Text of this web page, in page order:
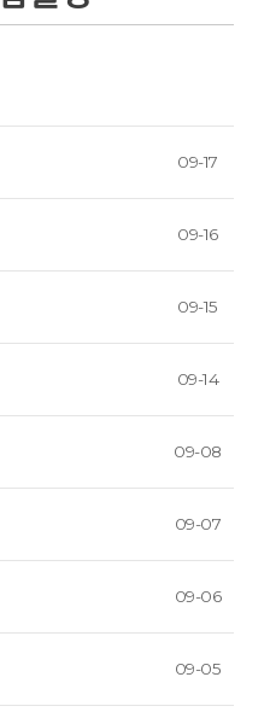
09-17
09-16
09-15
09-14
09-08
09-07
09-06
09-05